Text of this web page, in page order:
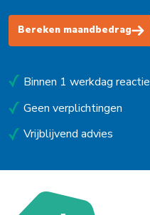
Bereken maandbedrag
Binnen 1 werkdag reactie
Geen verplichtingen
Vrijblijvend advies